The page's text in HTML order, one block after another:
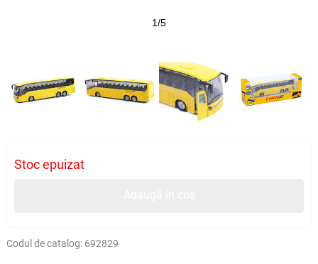
1/5
Stoc epuizat
Codul de catalog: 692829